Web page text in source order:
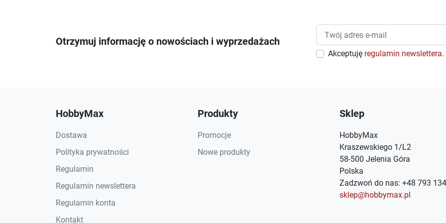
Otrzymuj informację o nowościach i wyprzedażach
Akceptuję regulamin newslettera.
HobbyMax
Dostawa
Polityka prywatności
Regulamin
Regulamin newslettera
Regulamin konta
Kontakt
Produkty
Promocje
Nowe produkty
Sklep
HobbyMax
Kraszewskiego 1/L2
58-500 Jelenia Góra
Polska
Zadzwoń do nas: +48 793
sklep@hobbymax.pl